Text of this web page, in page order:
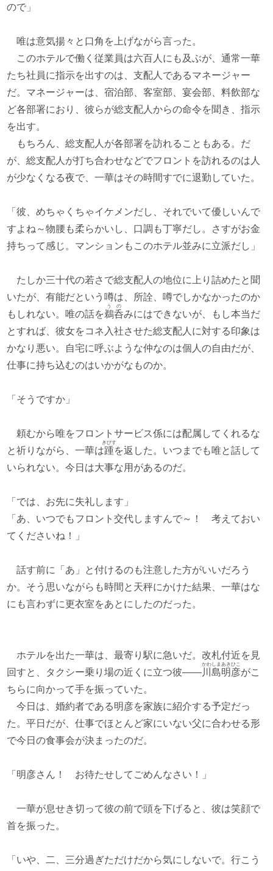
ので」
唯は意気揚々と口角を上げながら言った。
このホテルで働く従業員は六百人にも及ぶが、通常一華
たち社員に指示を出すのは、支配人であるマネージャー
だ。マネージャーは、宿泊部、客室部、宴会部、料飲部な
ど各部署におり、彼らが総支配人からの命令を聞き、指示
を出す。
もちろん、総支配人が各部署を訪れることもある。だ
が、総支配人が打ち合わせなどでフロントを訪れるのは人
が少なくなる夜で、一華はその時間すでに退勤していた。
「彼、めちゃくちゃイケメンだし、それでいて優しいんで
すよね～物腰も柔らかいし、口調も丁寧だし。さすがお金
持ちって感じ。マンションもこのホテル並みに立派だし」
たしか三十代の若さで総支配人の地位に上り詰めたと聞
いたが、有能だという噂は、所詮、噂でしかなかったのか
もしれない。唯の話を鵜呑
うの
みにはできないが、もし本当だ
とすれば、彼女をコネ入社させた総支配人に対する印象は
かなり悪い。自宅に呼ぶような仲なのは個人の自由だが、
仕事に持ち込むのはいかがなものか。
「そうですか」
頼むから唯をフロントサービス係には配属してくれるな
と祈りながら、一華は踵
きびす
を返した。いつまでも唯と話して
いられない。今日は大事な用があるのだ。
「では、お先に失礼します」
「あ、いつでもフロント交代しますんで～！ 考えておい
てくださいね！」
話す前に「あ」と付けるのも注意した方がいいだろう
か。そう思いながらも時間と天秤にかけた結果、一華はな
にも言わずに更衣室をあとにしたのだった。
ホテルを出た一華は、最寄り駅に急いだ。改札付近を見
回すと、タクシー乗り場の近くに立つ彼――川島
かわしま
明彦
あきひこ
がこ
ちらに向かって手を振っていた。
今日は、婚約者である明彦を家族に紹介する予定だっ
た。平日だが、仕事でほとんど家にいない父に合わせる形
で今日の食事会が決まったのだ。
「明彦さん！ お待たせしてごめんなさい！」
一華が息せき切って彼の前で頭を下げると、彼は笑顔で
首を振った。
「いや、二、三分過ぎただけだから気にしないで。行こう